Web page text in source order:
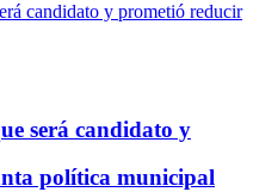
será candidato y
política municipal